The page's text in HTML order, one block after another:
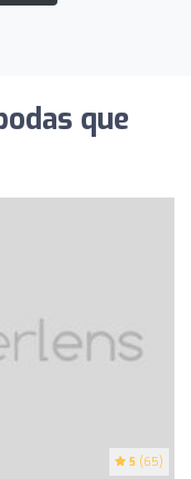
que
5 (65)